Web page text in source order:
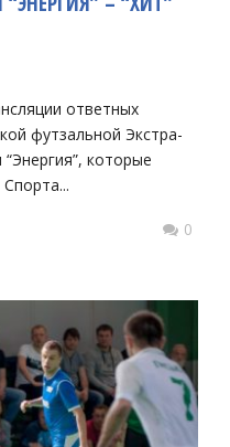
ответных
футзальной Экстра-
которые
0